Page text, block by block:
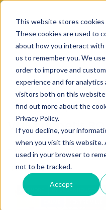
This website stores cookies
These cookies are used to
about how you interact with
us to remember you. We
order to improve and
experience and for
visitors both on this website
find out more about the
Privacy Policy.
If you decline, your
when you visit this website.
used in your browser to
not to be tracked.
Accept
patrimoine.
Accueil VUE sur petit BOIS
VUE sur petit
1 Propriété
Trier par: Ordre par défaut
A VENDRE BY